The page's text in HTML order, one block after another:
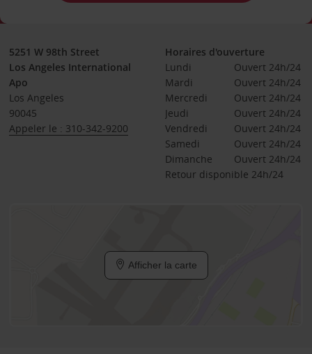
5251 W 98th Street
Los Angeles International
Apo
Los Angeles
90045
Appeler le : 310-342-9200
Horaires d'ouverture
Lundi
Ouvert 24h/24
Mardi
Ouvert 24h/24
Mercredi
Ouvert 24h/24
Jeudi
Ouvert 24h/24
Vendredi
Ouvert 24h/24
Samedi
Ouvert 24h/24
Dimanche
Ouvert 24h/24
Retour disponible 24h/24
Afficher la carte